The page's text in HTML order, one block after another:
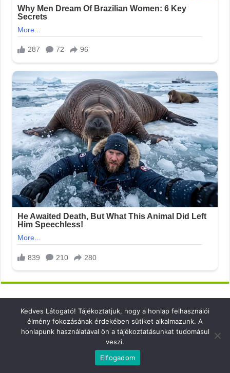
Elérhetőség
Kedves Látogató! Tájékoztatjuk, hogy a honlap felhasználói
élmény fokozásának érdekében sütiket alkalmazunk. A
honlapunk használatával ön a tájékoztatásunkat tudomásul
veszi.
Elfogadom